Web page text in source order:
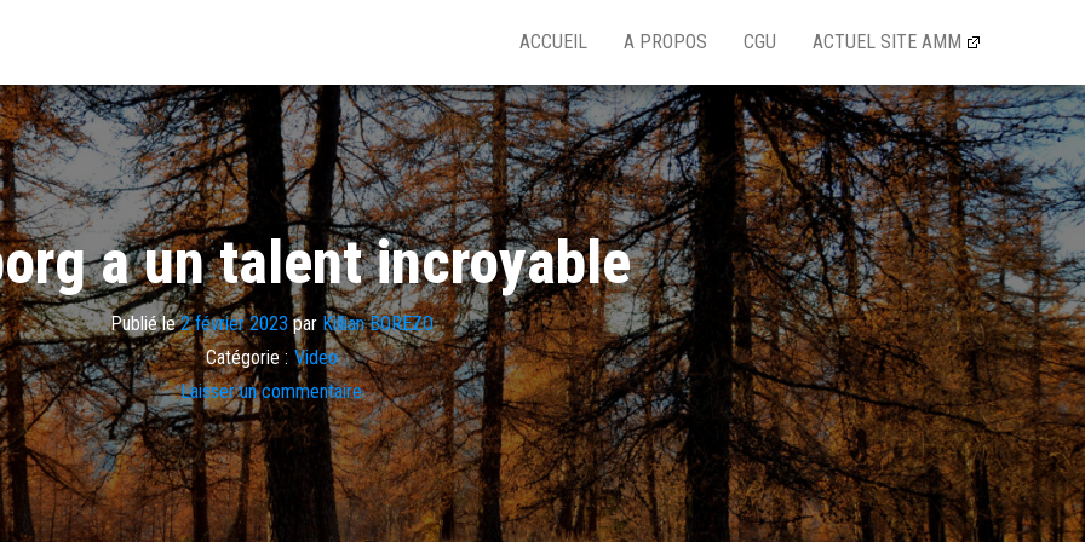
ACCUEIL A PROPOS CGU ACTUEL SITE AMM
a un talent incroyable
Publié le2 février 2023 par Killian BOREZO
Catégorie : Video
Laisser un commentaire